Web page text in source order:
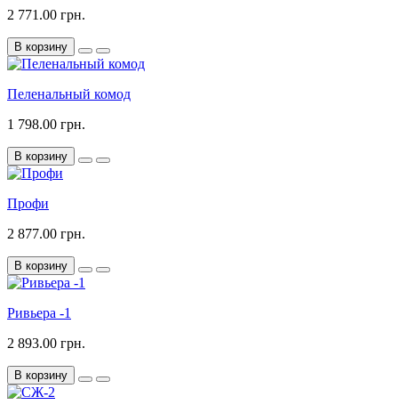
2 771.00 грн.
В корзину
Пеленальный комод
1 798.00 грн.
В корзину
Профи
2 877.00 грн.
В корзину
Ривьера -1
2 893.00 грн.
В корзину